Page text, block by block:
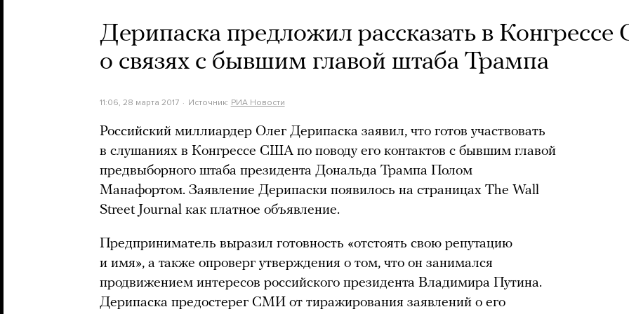
Дерипаска предложил рассказать в
о связях с бывшим главой штаба Трампа
11:06, 28 марта 2017 Источник: РИА Новости
Российский миллиардер Олег Дерипаска заявил, что готов участвовать
в слушаниях в Конгрессе США по поводу его контактов с бывшим главой
предвыборного штаба президента Дональда Трампа Полом
Манафортом. Заявление Дерипаски появилось на страницах The Wall
Street Journal как платное объявление.
Предприниматель выразил готовность «отстоять свою репутацию
и имя», а также опроверг утверждения о том, что он занимался
продвижением интересов российского президента Владимира Путина.
Дерипаска предостерег СМИ от тиражирования заявлений о его